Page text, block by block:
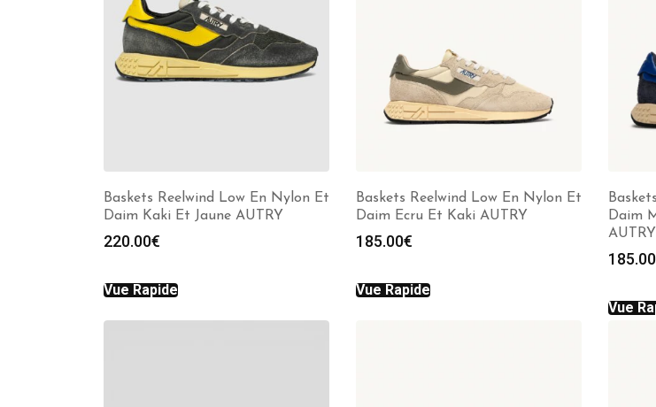
Baskets Reelwind Low En Nylon Et
Daim Kaki Et Jaune AUTRY
220.00€
Vue Rapide
Baskets Reelwind Low En Nylon Et
Daim Ecru Et Kaki AUTRY
185.00€
Vue Rapide
Daim
AUTRY
185.00
Vue